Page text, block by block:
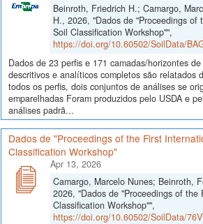
Beinroth, Friedrich H.; Camargo,
H., 2026, "Dados de "Proceedings of
Soil Classification Workshop"",
https://doi.org/10.60502/SoilData/
Dados de 23 perfis e 171 camadas/horizontes
descritivos e analíticos completos são relatados
todos os perfis, dois conjuntos de análises se
emparelhadas Foram produzidos pelo USDA e
análises padrã...
Dados de "Proceedings of the First
Classification Workshop"
Apr 13, 2026
Camargo, Marcelo Nunes; Beinroth,
2026, "Dados de "Proceedings of the
Classification Workshop"",
https://doi.org/10.60502/SoilData/